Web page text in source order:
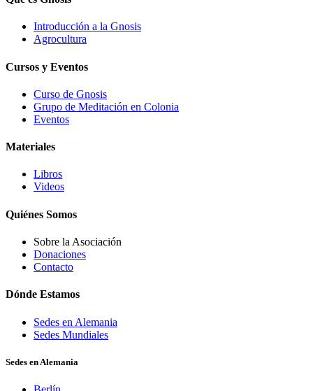
Introducción a la Gnosis
Agrocultura
Cursos y Eventos
Curso de Gnosis
Grupo de Meditación en Colonia
Eventos
Materiales
Libros
Videos
Quiénes Somos
Sobre la Asociación
Donaciones
Contacto
Dónde Estamos
Sedes en Alemania
Sedes Mundiales
Sedes en Alemania